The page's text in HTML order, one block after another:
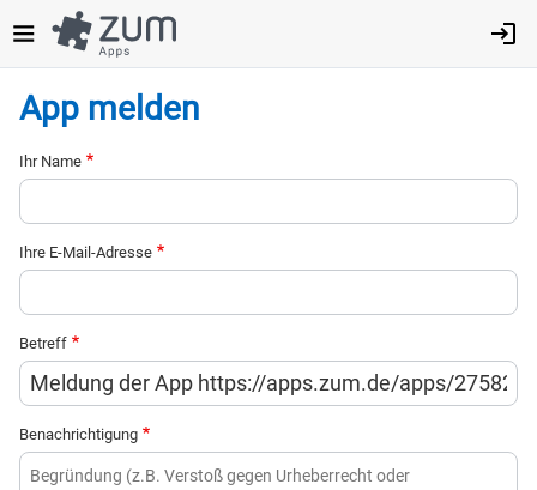
zum
Inhalt
App melden
Ihr Name
Ihre E-Mail-Adresse
Betreff
Benachrichtigung